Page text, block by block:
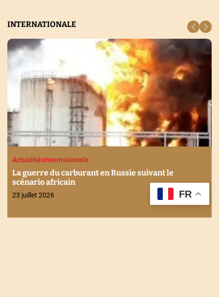
INTERNATIONALE
ActualitésInternationale
La guerre du carburant en Russie suivant le
scénario africain
23 juillet 2026 FR